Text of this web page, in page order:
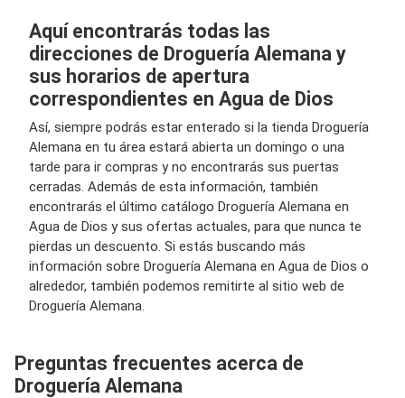
Aquí encontrarás todas las
direcciones de Droguería Alemana y
sus horarios de apertura
correspondientes en Agua de Dios
Así, siempre podrás estar enterado si la tienda Droguería
Alemana en tu área estará abierta un domingo o una
tarde para ir compras y no encontrarás sus puertas
cerradas. Además de esta información, también
encontrarás el último catálogo Droguería Alemana en
Agua de Dios y sus ofertas actuales, para que nunca te
pierdas un descuento. Si estás buscando más
información sobre Droguería Alemana en Agua de Dios o
alrededor, también podemos remitirte al sitio web de
Droguería Alemana.
Preguntas frecuentes acerca de
Droguería Alemana